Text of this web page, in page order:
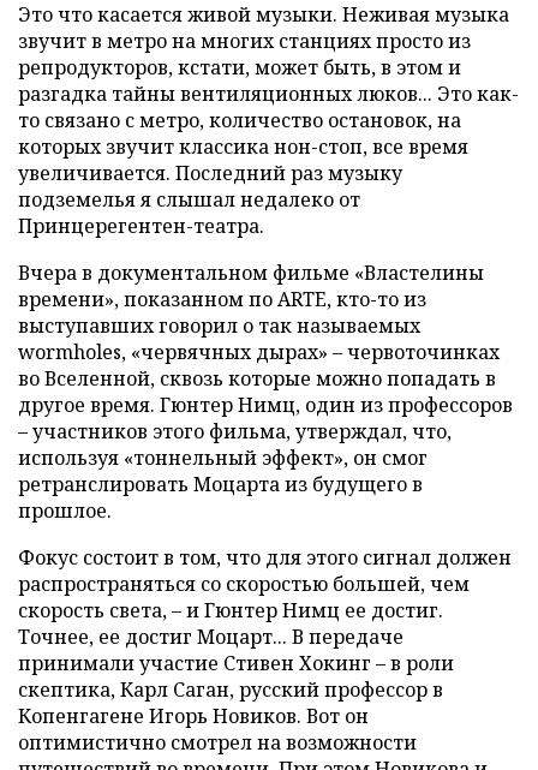
Это что касается живой музыки. Неживая музыка
звучит в метро на многих станциях просто из
репродукторов, кстати, может быть, в этом и
разгадка тайны вентиляционных люков... Это как-
то связано с метро, количество остановок, на
которых звучит классика нон-стоп, все время
увеличивается. Последний раз музыку
подземелья я слышал недалеко от
Принцерегентен-театра.
Вчера в документальном фильме «Властелины
времени», показанном по ARTE, кто-то из
выступавших говорил о так называемых
wormholes, «червячных дырах» – червоточинках
во Вселенной, сквозь которые можно попадать в
другое время. Гюнтер Нимц, один из профессоров
– участников этого фильма, утверждал, что,
используя «тоннельный эффект», он смог
ретранслировать Моцарта из будущего в
прошлое.
Фокус состоит в том, что для этого сигнал должен
распространяться со скоростью большей, чем
скорость света, – и Гюнтер Нимц ее достиг.
Точнее, ее достиг Моцарт... В передаче
принимали участие Стивен Хокинг – в роли
скептика, Карл Саган, русский профессор в
Копенгагене Игорь Новиков. Вот он
оптимистично смотрел на возможности